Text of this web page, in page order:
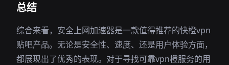
总结
综合来看，安全上网加速器是一款值得推荐的快橙vpn
贴吧产品。无论是安全性、速度、还是用户体验方面，
都展现出了优秀的表现。对于寻找可靠vpn橙服务的用